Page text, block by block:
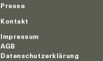
Presse
Kontakt
Impressum
AGB
Datenschutzerklärung